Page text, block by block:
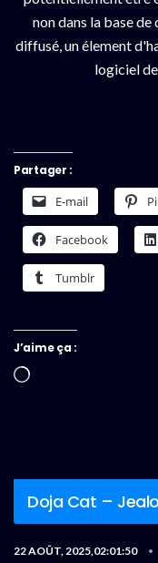
non dans la base
diffusé, un élement
logiciel
Partager :
E-mail
Facebook
Tumblr
J’aime ça :
Chargement…
Doja Cat –
22 AOÛT, 2025,02:01:50 •